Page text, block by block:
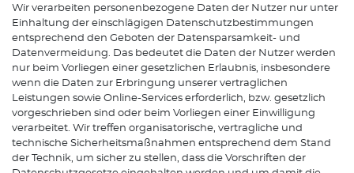
Wir verarbeiten personenbezogene Daten der Nutzer nur unter
Einhaltung der einschlägigen Datenschutzbestimmungen
entsprechend den Geboten der Datensparsamkeit- und
Datenvermeidung. Das bedeutet die Daten der Nutzer werden
nur beim Vorliegen einer gesetzlichen Erlaubnis, insbesondere
wenn die Daten zur Erbringung unserer vertraglichen
Leistungen sowie Online-Services erforderlich, bzw. gesetzlich
vorgeschrieben sind oder beim Vorliegen einer Einwilligung
verarbeitet. Wir treffen organisatorische, vertragliche und
technische Sicherheitsmaßnahmen entsprechend dem Stand
der Technik, um sicher zu stellen, dass die Vorschriften der